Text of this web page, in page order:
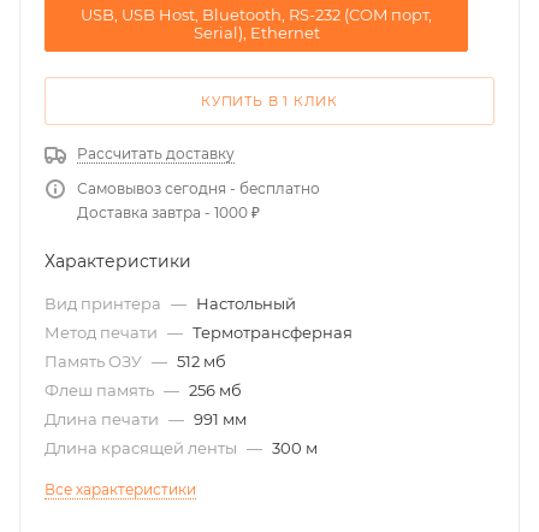
USB, USB Host, Bluetooth, RS-232 (COM порт,
Serial), Ethernet
КУПИТЬ В 1 КЛИК
Рассчитать доставку
Самовывоз сегодня - бесплатно
Доставка завтра - 1000 ₽
Характеристики
Вид принтера — Настольный
Метод печати — Термотрансферная
Память ОЗУ — 512 мб
Флеш память — 256 мб
Длина печати — 991 мм
Длина красящей ленты — 300 м
Все характеристики